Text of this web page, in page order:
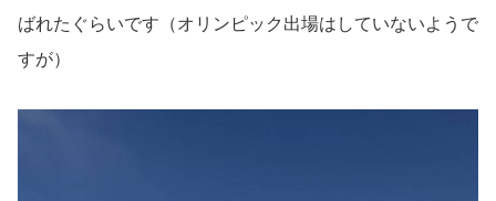
ばれたぐらいです（オリンピック出場はしていないようで
すが）